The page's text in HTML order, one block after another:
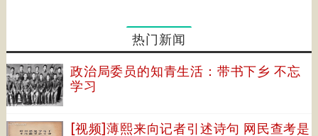
热门新闻
政治局委员的知青生活：带书下乡 不忘
学习
[视频]薄熙来向记者引述诗句 网民查考是